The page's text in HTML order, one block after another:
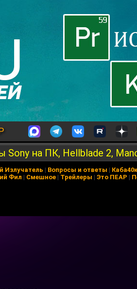
Sony на ПК, Hellblade 2,
Излучатель | Вопросы и ответы | Каба40к
Фил | Смешное | Трейлеры | Это ПЕАР |